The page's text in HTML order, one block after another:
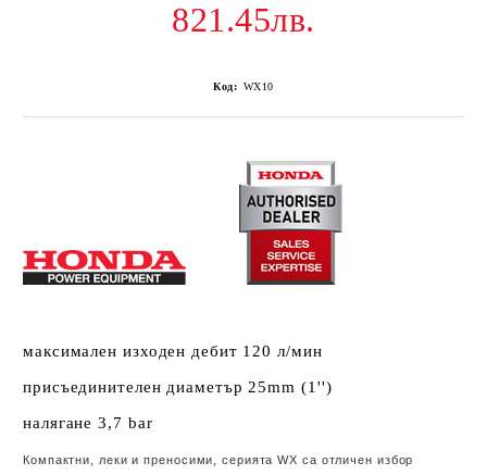
821.45лв.
Код: WX10
максимален изходен дебит 120 л/мин
присъединителен диаметър 25mm (1'')
налягане 3,7 bar
Компактни, леки и преносими, серията WX са отличен избор